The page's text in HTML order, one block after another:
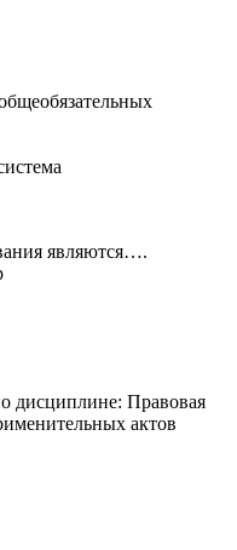
являются….
дисциплине: Правовая
актов